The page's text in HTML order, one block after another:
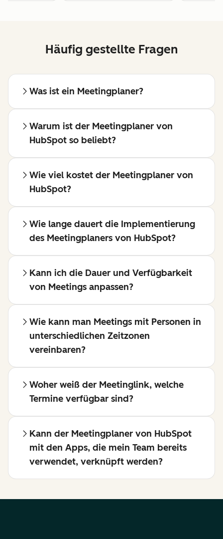
Häufig gestellte Fragen
Was ist ein Meetingplaner?
Warum ist der Meetingplaner von
HubSpot so beliebt?
Wie viel kostet der Meetingplaner von
HubSpot?
Wie lange dauert die Implementierung
des Meetingplaners von HubSpot?
Kann ich die Dauer und Verfügbarkeit
von Meetings anpassen?
Wie kann man Meetings mit Personen in
unterschiedlichen Zeitzonen
vereinbaren?
Woher weiß der Meetinglink, welche
Termine verfügbar sind?
Kann der Meetingplaner von HubSpot
mit den Apps, die mein Team bereits
verwendet, verknüpft werden?